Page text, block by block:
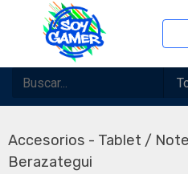
Accesorios - Tablet /
Berazategui